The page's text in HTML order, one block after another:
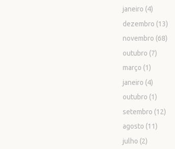
janeiro (4)
dezembro (13)
novembro (68)
outubro (7)
março (1)
janeiro (4)
outubro (1)
setembro (12)
agosto (11)
julho (2)